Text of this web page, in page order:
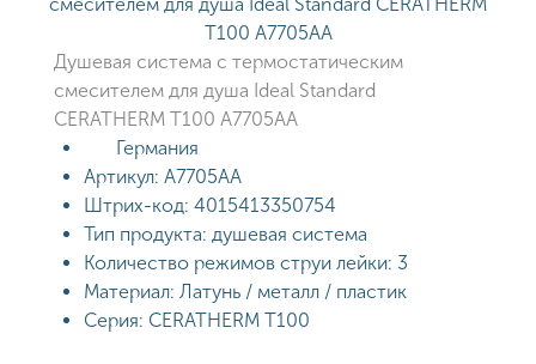
Душевая система с термостатическим
смесителем для душа Ideal Standard
CERATHERM T100 A7705AA
Германия
Артикул: A7705AA
Штрих-код: 4015413350754
Тип продукта: душевая система
Количество режимов струи лейки: 3
Материал: Латунь / металл / пластик
Серия: CERATHERM T100